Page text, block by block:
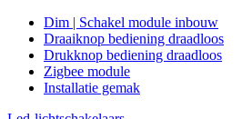
Dim | Schakel module inbouw
Draaiknop bediening draadloos
Drukknop bediening draadloos
Zigbee module
Installatie gemak